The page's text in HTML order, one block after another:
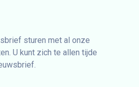
sturen met al onze
U kunt zich te allen tijde